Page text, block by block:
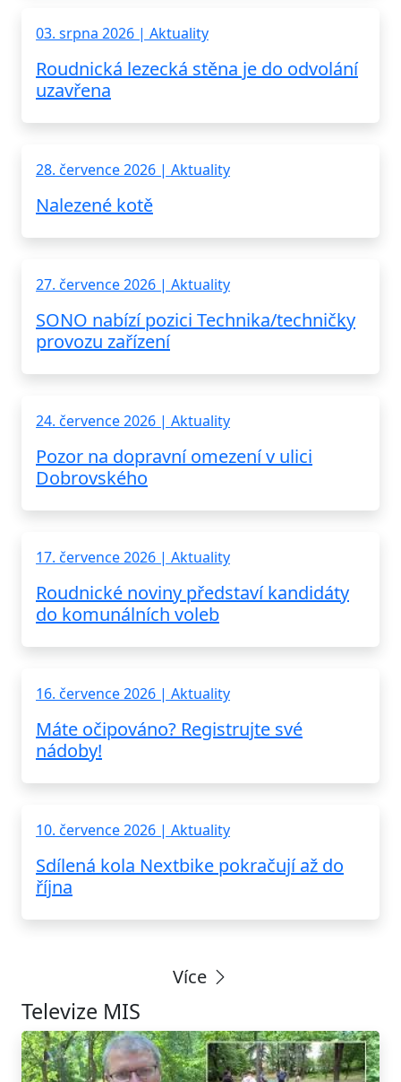
03. srpna 2026 | Aktuality
Roudnická lezecká stěna je do odvolání
uzavřena
28. července 2026 | Aktuality
Nalezené kotě
27. července 2026 | Aktuality
SONO nabízí pozici Technika/techničky
provozu zařízení
24. července 2026 | Aktuality
Pozor na dopravní omezení v ulici
Dobrovského
17. července 2026 | Aktuality
Roudnické noviny představí kandidáty
do komunálních voleb
16. července 2026 | Aktuality
Máte očipováno? Registrujte své
nádoby!
10. července 2026 | Aktuality
Sdílená kola Nextbike pokračují až do
října
Více
Televize MIS